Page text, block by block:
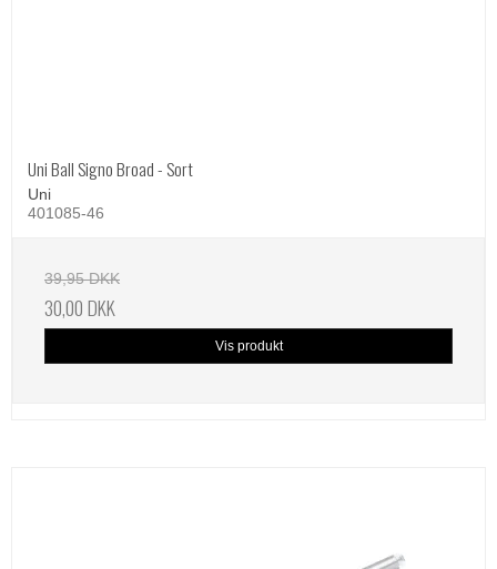
Uni Ball Signo Broad - Sort
Uni
401085-46
39,95 DKK
30,00 DKK
Vis produkt